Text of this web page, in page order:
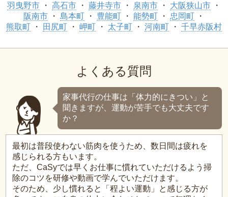
羽曳野市
高石市 藤井寺市 泉南市
大阪狭山市
阪南市
島本町 豊能町 能勢町
忠岡町
熊取町
田尻町 岬町 太子町 河南町 千早赤阪村
よくある質問
家事代行の仕事は「体力的にきつい」と
聞きますが、運動が苦手でも大丈夫です
か？
最初は普段使わない筋肉を使うため、数日間は疲れを
感じられる方もいます。
ただ、CaSyでは早くお仕事に慣れていただけるよう掃
除のコツを研修や動画で学んでいただけます。
そのため、少し慣れると「程よい運動」と感じる方が